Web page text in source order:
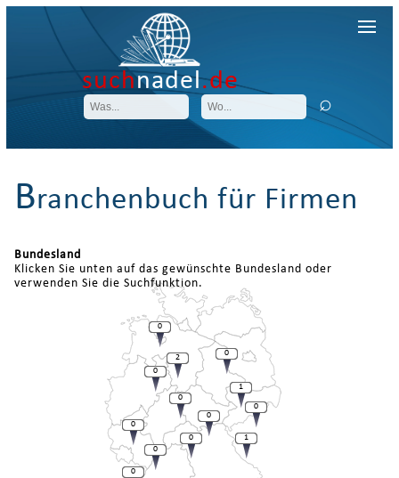
suchnadel.de
Branchenbuch für Firmen
Bundesland
Klicken Sie unten auf das gewünschte Bundesland oder
verwenden Sie die Suchfunktion.
1
0
0
1
0
0
2
0
0
0
0
0
0